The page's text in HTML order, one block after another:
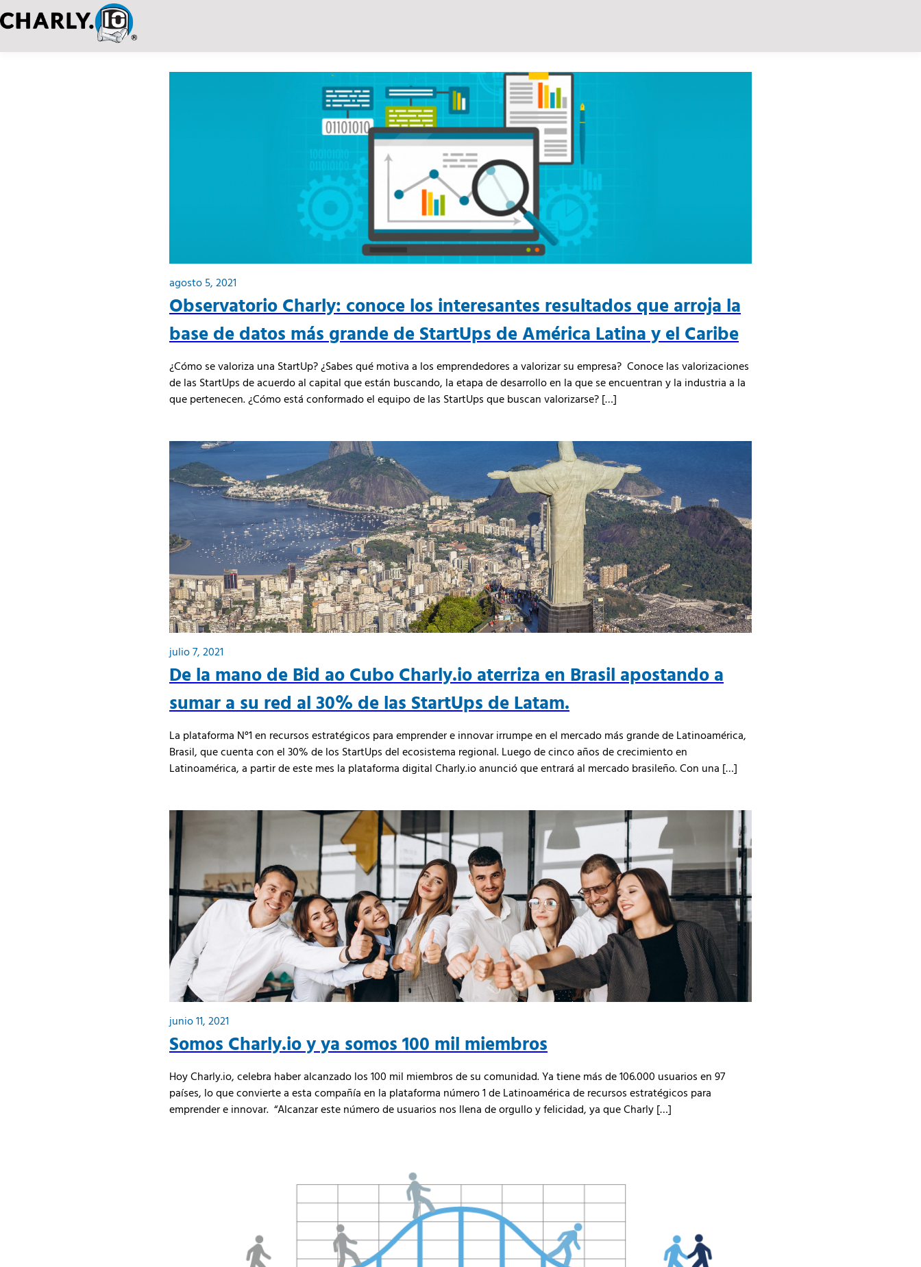
agosto 5, 2021
Observatorio Charly: conoce los interesantes resultados que arroja la
base de datos más grande de StartUps de América Latina y el Caribe
¿Cómo se valoriza una StartUp? ¿Sabes qué motiva a los emprendedores a valorizar su empresa? Conoce las valorizaciones
de las StartUps de acuerdo al capital que están buscando, la etapa de desarrollo en la que se encuentran y la industria a la
que pertenecen. ¿Cómo está conformado el equipo de las StartUps que buscan valorizarse? […]
julio 7, 2021
De la mano de Bid ao Cubo Charly.io aterriza en Brasil apostando a
sumar a su red al 30% de las StartUps de Latam.
La plataforma N°1 en recursos estratégicos para emprender e innovar irrumpe en el mercado más grande de Latinoamérica,
Brasil, que cuenta con el 30% de los StartUps del ecosistema regional. Luego de cinco años de crecimiento en
Latinoamérica, a partir de este mes la plataforma digital Charly.io anunció que entrará al mercado brasileño. Con una […]
junio 11, 2021
Somos Charly.io y ya somos 100 mil miembros
Hoy Charly.io, celebra haber alcanzado los 100 mil miembros de su comunidad. Ya tiene más de 106.000 usuarios en 97
países, lo que convierte a esta compañía en la plataforma número 1 de Latinoamérica de recursos estratégicos para
emprender e innovar. “Alcanzar este número de usuarios nos llena de orgullo y felicidad, ya que Charly […]